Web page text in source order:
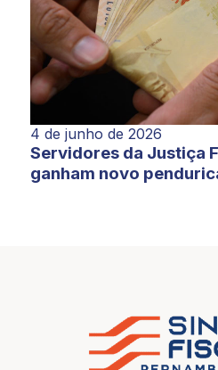
4 de junho de 2026
Servidores da Justiça
ganham novo